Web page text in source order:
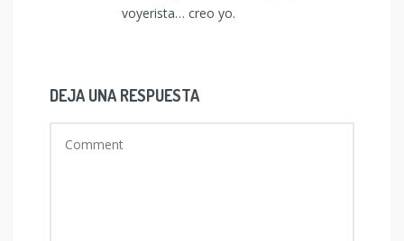
voyerista… creo yo.
DEJA UNA RESPUESTA